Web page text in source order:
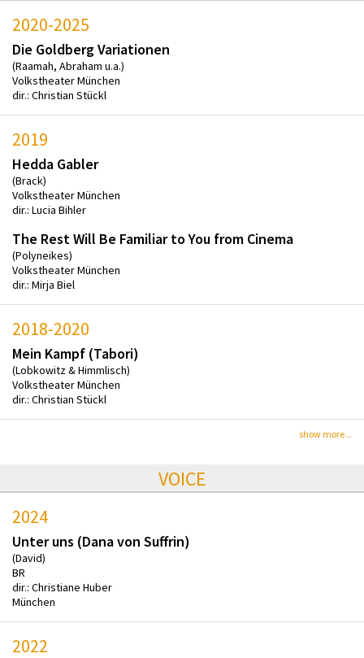
2020-2025
Die Goldberg Variationen
(Raamah, Abraham u.a.)
Volkstheater München
dir.: Christian Stückl
2019
Hedda Gabler
(Brack)
Volkstheater München
dir.: Lucia Bihler
The Rest Will Be Familiar to You from Cinema
(Polyneikes)
Volkstheater München
dir.: Mirja Biel
2018-2020
Mein Kampf (Tabori)
(Lobkowitz & Himmlisch)
Volkstheater München
dir.: Christian Stückl
show more...
VOICE
2024
Unter uns (Dana von Suffrin)
(David)
BR
dir.: Christiane Huber
München
2022